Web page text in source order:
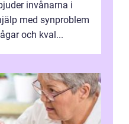
invånarna i
med synproblem
och kval...